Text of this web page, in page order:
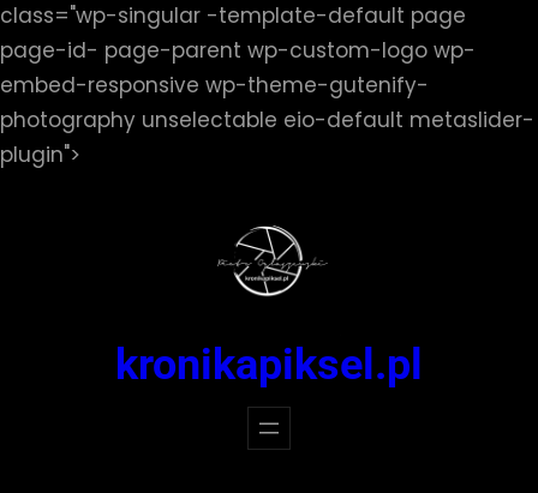
class="wp-singular -template-default page
page-id- page-parent wp-custom-logo wp-
embed-responsive wp-theme-gutenify-
photography unselectable eio-default metaslider-
plugin">
kronikapiksel.pl